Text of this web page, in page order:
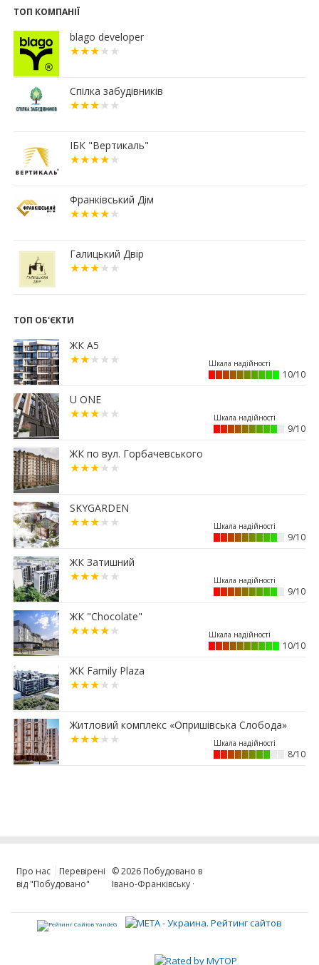
дорожчають у рази швидше, ніж в містах
16:15
Паркування без зайвих турбот – обирайте
підземні паркінги ЖР “Княгинин”
13:08
Малозабезпеченим франківцям безкоштовно
04.07.2026
19:24
Корпус 31/1 ЖР "Княгинин" – актуальний стан
будівництва (ФОТО)
03.07.2026
12:30
Що обрати: розстрочку чи іпотечну програму
02.07.2026
18:56
Мерія планує викупити історичний будинок
за 7 млн грн
11:23
Вибір меблів для маленьких квартир: актуальні
рішення 2026 року
15:12
Житловий район “Княгинин” – від
архітектурного задуму до повноцінного
міського середовища
15:38
Альтернатива депозитам: скільки можна
заробити на купівлі паркомісця у Франківську
12:52
Мешканці одного з мікрорайонів Франківська
вимагають перевірити чергову будову
13:40
Квартири здорожчали на 14%: скільки тепер
коштує житло у Франківську
25.06.2026
11:36
Ваша мрія отримала адресу: біля Veles Mall
з’явиться новий квартал Dreamland
24.06.2026
11:04
Що буде з історичною бруківкою, яку
демонтували у Франківську
10:42
Купівля житла за держпрограмами
ускладнилася через оцінку нерухомості
09:00
Скільки податку сплатили власники
ТОП КОМПАНІЇ
blago developer
Спілка забудівників
ІБК "Вертикаль"
Франківський Дім
Галицький Двір
ТОП ОБ'ЄКТИ
ЖК А5
10/10
U ONE
9/10
ЖК по вул. Горбачевського
SKYGARDEN
9/10
ЖК Затишний
9/10
ЖК "Chocolate"
10/10
ЖК Family Plaza
Житловий комплекс «Опришівська Слобода»
8/10
Про нас
Перевірені
від "Побудовано"
© 2026 Побудовано в
Івано-Франківську ·